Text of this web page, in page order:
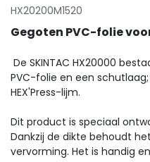
HX20200M1520
Gegoten PVC-folie
De SKINTAC HX20000
PVC-folie en een
HEX'Press-lijm.
Dit product is speciaal
Dankzij de dikte behoudt
vervorming. Het is handig